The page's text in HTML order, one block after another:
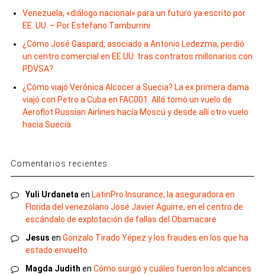
Venezuela, «diálogo nacional» para un futuro ya escrito por
EE. UU. – Por Estefano Tamburrini
¿Cómo José Gaspard, asociado a Antonio Ledezma, perdió
un centro comercial en EE.UU. tras contratos millonarios con
PDVSA?
¿Cómo viajó Verónica Alcocer a Suecia? La ex primera dama
viajó con Petro a Cuba en FAC001. Allá tomó un vuelo de
Aeroflot Russian Airlines hacía Moscú y desde allí otro vuelo
hacia Suecia
Comentarios recientes
Yuli Urdaneta en LatinPro Insurance, la aseguradora en
Florida del venezolano José Javier Aguirre, en el centro de
escándalo de explotación de fallas del Obamacare
Jesus en Gonzalo Tirado Yépez y los fraudes en los que ha
estado envuelto
Magda Judith en Cómo surgió y cuáles fueron los alcances